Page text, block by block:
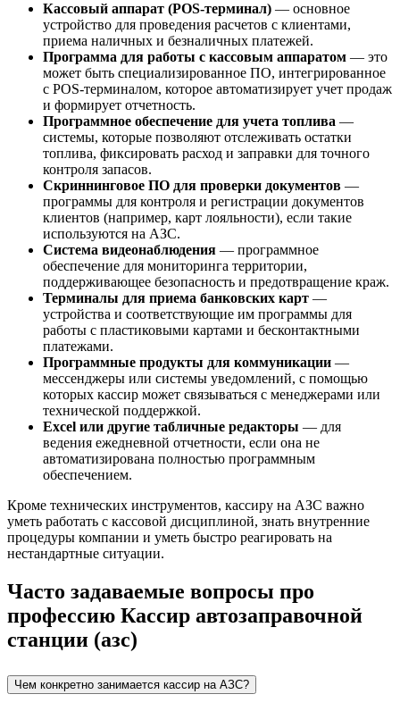
Кассовый аппарат (POS-терминал) — основное
устройство для проведения расчетов с клиентами,
приема наличных и безналичных платежей.
Программа для работы с кассовым аппаратом — это
может быть специализированное ПО, интегрированное
с POS-терминалом, которое автоматизирует учет продаж
и формирует отчетность.
Программное обеспечение для учета топлива —
системы, которые позволяют отслеживать остатки
топлива, фиксировать расход и заправки для точного
контроля запасов.
Скриннинговое ПО для проверки документов —
программы для контроля и регистрации документов
клиентов (например, карт лояльности), если такие
используются на АЗС.
Система видеонаблюдения — программное
обеспечение для мониторинга территории,
поддерживающее безопасность и предотвращение краж.
Терминалы для приема банковских карт —
устройства и соответствующие им программы для
работы с пластиковыми картами и бесконтактными
платежами.
Программные продукты для коммуникации —
мессенджеры или системы уведомлений, с помощью
которых кассир может связываться с менеджерами или
технической поддержкой.
Excel или другие табличные редакторы — для
ведения ежедневной отчетности, если она не
автоматизирована полностью программным
обеспечением.
Кроме технических инструментов, кассиру на АЗС важно
уметь работать с кассовой дисциплиной, знать внутренние
процедуры компании и уметь быстро реагировать на
нестандартные ситуации.
Часто задаваемые вопросы про
профессию Кассир автозаправочной
станции (азс)
Чем конкретно занимается кассир на АЗС?